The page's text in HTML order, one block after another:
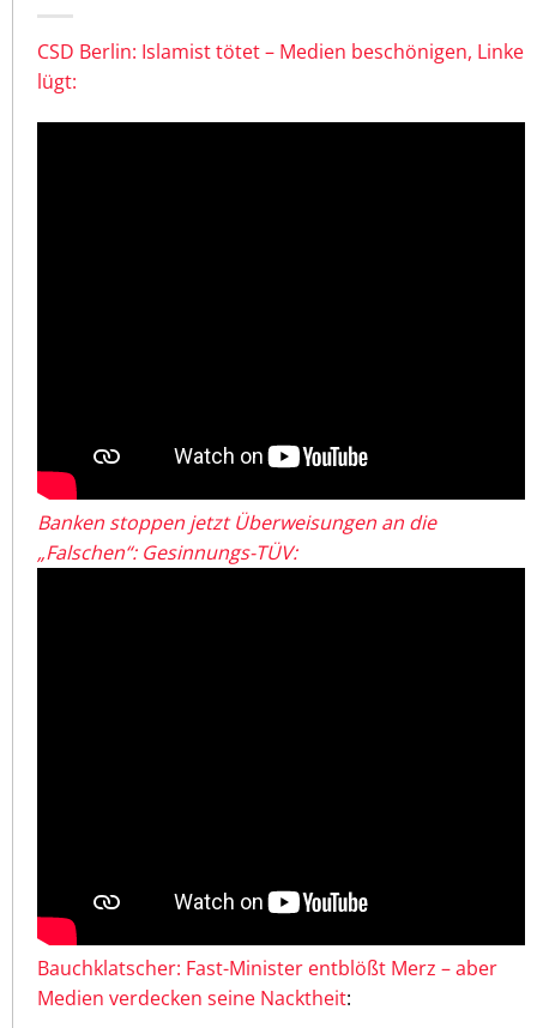
CSD Berlin: Islamist tötet – Medien beschönigen, Linke
lügt:
Banken stoppen jetzt Überweisungen an die
„Falschen“: Gesinnungs-TÜV:
Bauchklatscher: Fast-Minister entblößt Merz – aber
Medien verdecken seine Nacktheit: